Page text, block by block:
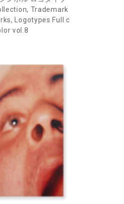
Trademark
Logotypes Full c
vol.8